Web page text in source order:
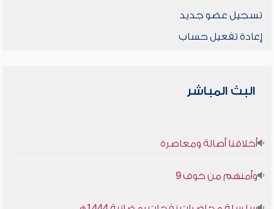
تسجيل عضو جديد
إعادة تفعيل حساب
البث المباشر
أخلاقنا أصالة ومعاصرة
وأمنهم من خوف 9